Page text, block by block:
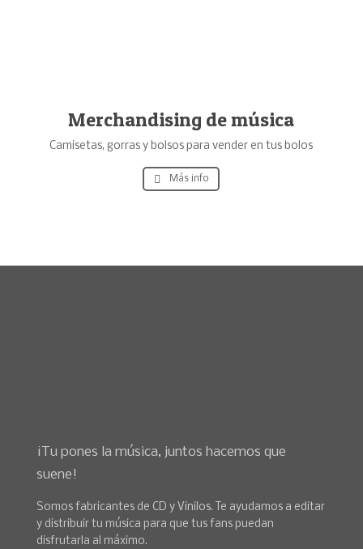
Merchandising de música
Camisetas, gorras y bolsos para vender en tus bolos
Más info
¡Tu pones la música, juntos hacemos que
suene!
Somos fabricantes de CD y Vinilos. Te ayudamos a editar
y distribuir tu música para que tus fans puedan
disfrutarla al máximo.